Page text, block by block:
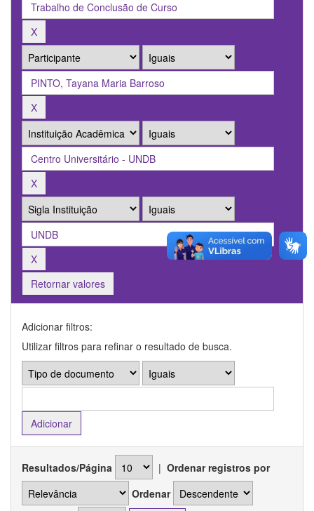
Retornar valores
Adicionar filtros:
Utilizar filtros para refinar o resultado de busca.
Resultados/Página | Ordenar registros por
Ordenar